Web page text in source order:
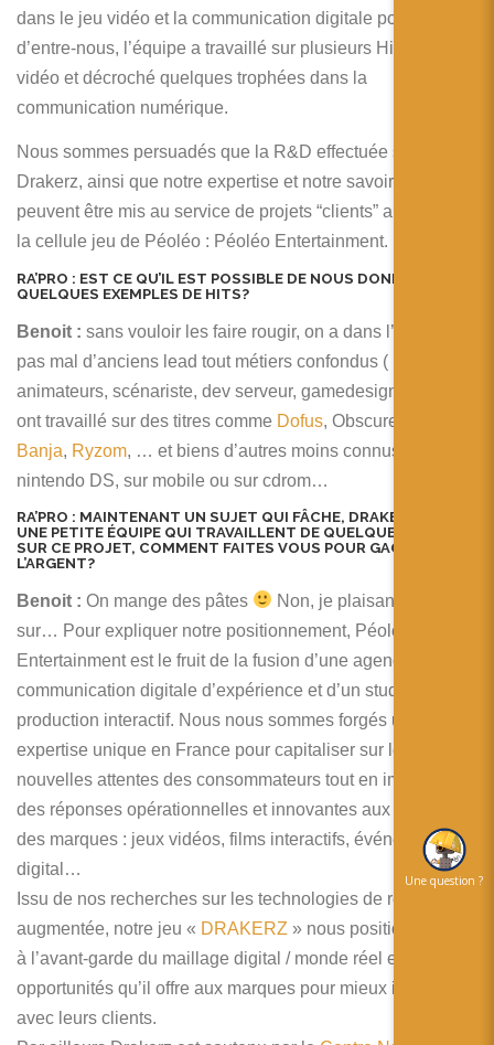
dans le jeu vidéo et la communication digitale pour chacun
d’entre-nous, l’équipe a travaillé sur plusieurs Hits du jeu
vidéo et décroché quelques trophées dans la
communication numérique.
Nous sommes persuadés que la R&D effectuée sur
Drakerz, ainsi que notre expertise et notre savoir faire
peuvent être mis au service de projets “clients” au sein de
la cellule jeu de Péoléo : Péoléo Entertainment.
RA’PRO : EST CE QU’IL EST POSSIBLE DE NOUS DONNE
QUELQUES EXEMPLES DE HITS?
Benoit : sans vouloir les faire rougir, on a dans l’équipe
pas mal d’anciens lead tout métiers confondus (
animateurs, scénariste, dev serveur, gamedesigner, …) qui
ont travaillé sur des titres comme Dofus, Obscure,
Banja, Ryzom, … et biens d’autres moins connus sur
nintendo DS, sur mobile ou sur cdrom…
RA’PRO : MAINTENANT UN SUJET QUI FÂCHE, DRAKERZ EST
UNE PETITE ÉQUIPE QUI TRAVAILLENT DE QUELQUES MOIS
SUR CE PROJET, COMMENT FAITES VOUS POUR GAGNER DE
L’ARGENT?
Benoit : On mange des pâtes
Non, je plaisante bien
sur… Pour expliquer notre positionnement, Péoléo
Entertainment est le fruit de la fusion d’une agence de
communication digitale d’expérience et d’un studio de
production interactif. Nous nous sommes forgés une
expertise unique en France pour capitaliser sur les
nouvelles attentes des consommateurs tout en imaginant
des réponses opérationnelles et innovantes aux besoins
des marques : jeux vidéos, films interactifs, événementiel
digital…
Issu de nos recherches sur les technologies de réalité
augmentée, notre jeu « DRAKERZ » nous positionne donc
à l’avant-garde du maillage digital / monde réel et des
opportunités qu’il offre aux marques pour mieux interagir
avec leurs clients.
Une question ?